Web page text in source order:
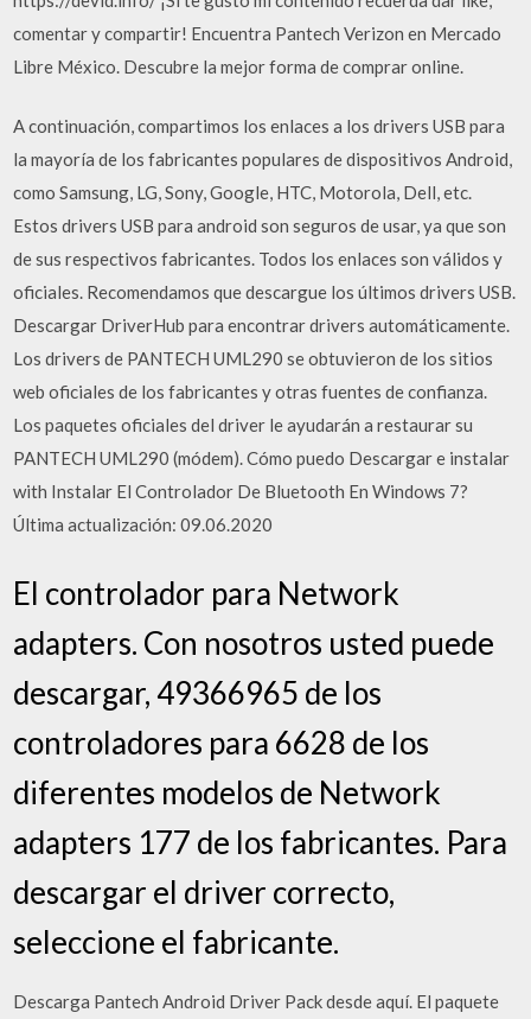
comentar y compartir! Encuentra Pantech Verizon en Mercado
Libre México. Descubre la mejor forma de comprar online.
A continuación, compartimos los enlaces a los drivers USB para
la mayoría de los fabricantes populares de dispositivos Android,
como Samsung, LG, Sony, Google, HTC, Motorola, Dell, etc.
Estos drivers USB para android son seguros de usar, ya que son
de sus respectivos fabricantes. Todos los enlaces son válidos y
oficiales. Recomendamos que descargue los últimos drivers USB.
Descargar DriverHub para encontrar drivers automáticamente.
Los drivers de PANTECH UML290 se obtuvieron de los sitios
web oficiales de los fabricantes y otras fuentes de confianza.
Los paquetes oficiales del driver le ayudarán a restaurar su
PANTECH UML290 (módem). Cómo puedo Descargar e instalar
with Instalar El Controlador De Bluetooth En Windows 7?
Última actualización: 09.06.2020
El controlador para Network
adapters. Con nosotros usted puede
descargar, 49366965 de los
controladores para 6628 de los
diferentes modelos de Network
adapters 177 de los fabricantes. Para
descargar el driver correcto,
seleccione el fabricante.
Descarga Pantech Android Driver Pack desde aquí. El paquete